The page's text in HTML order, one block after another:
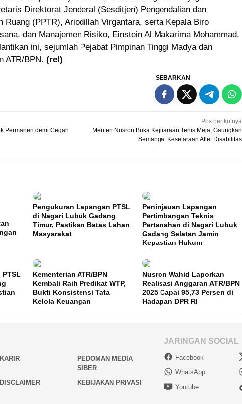
Direktorat Jenderal (Sesditjen) Pengendalian dan
Ruang (PPTR), Ariodillah Virgantara, serta Kepala Biro
dan Manajemen Risiko, Einstein Al Makarima Mohammad.
ini, sejumlah Pejabat Pimpinan Tinggi Madya dan
ATR/BPN. (rel)
SEBARKAN
Permanen demi Cegah
Pos berikutnya
Menteri Nusron Buka Kejuaraan Tenis Meja, Gaungkan
Semangat Kesetaraan Atlet Disabilitas
Pengukuran Lapangan PTSL
di Nagari Lubuk Gadang
Timur, Pastikan Batas Lahan
Masyarakat
Peninjauan Lapangan
Pertimbangan Teknis
Pertanahan di Nagari Lubuk
Gadang Selatan Jamin
Kepastian Hukum
PTSL
Kementerian ATR/BPN
Kembali Raih Predikat WTP,
Bukti Konsistensi Tata
Kelola Keuangan
Nusron Wahid Laporkan
Realisasi Anggaran ATR/BPN
2025 Capai 95,73 Persen di
Hadapan DPR RI
KARIR
PEDOMAN MEDIA
SIBER
DISCLAIMER KEBIJAKAN PRIVASI
JARINGAN SOCIAL
Facebook
WhatsApp
Youtube